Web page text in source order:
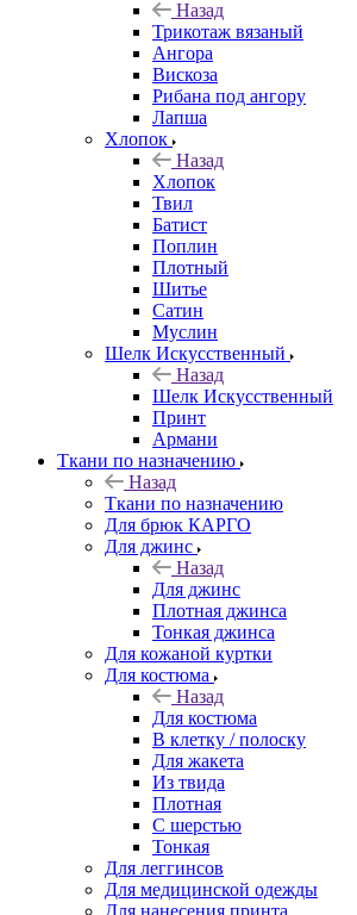
Назад
Трикотаж вязаный
Ангора
Вискоза
Рибана под ангору
Лапша
Хлопок
Назад
Хлопок
Твил
Батист
Поплин
Плотный
Шитье
Сатин
Муслин
Шелк Искусственный
Назад
Шелк Искусственный
Принт
Армани
Ткани по назначению
Назад
Ткани по назначению
Для брюк КАРГО
Для джинс
Назад
Для джинс
Плотная джинса
Тонкая джинса
Для кожаной куртки
Для костюма
Назад
Для костюма
В клетку / полоску
Для жакета
Из твида
Плотная
С шерстью
Тонкая
Для леггинсов
Для медицинской одежды
Для нанесения принта